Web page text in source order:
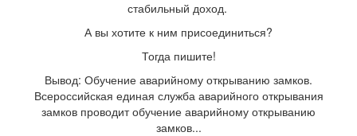
стабильный доход.
А вы хотите к ним присоединиться?
Тогда пишите!
Вывод: Обучение аварийному открыванию замков.
Всероссийская единая служба аварийного открывания
замков проводит обучение аварийному открыванию
замков...